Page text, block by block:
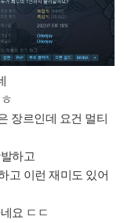
장르인데 요건 멀티
하고
고 이런 재미도 있어
요 ㄷㄷ